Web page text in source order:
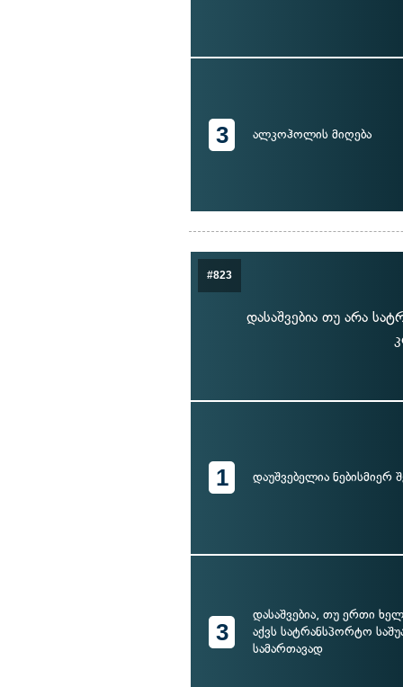
3 ალკოჰოლის მიღება
#823
დასაშვებია თუ არა
1 დაუშვებელია ნებისმიერ
3
დასაშვებია, თუ ერთი
აქვს სატრანსპორტო
სამართავად